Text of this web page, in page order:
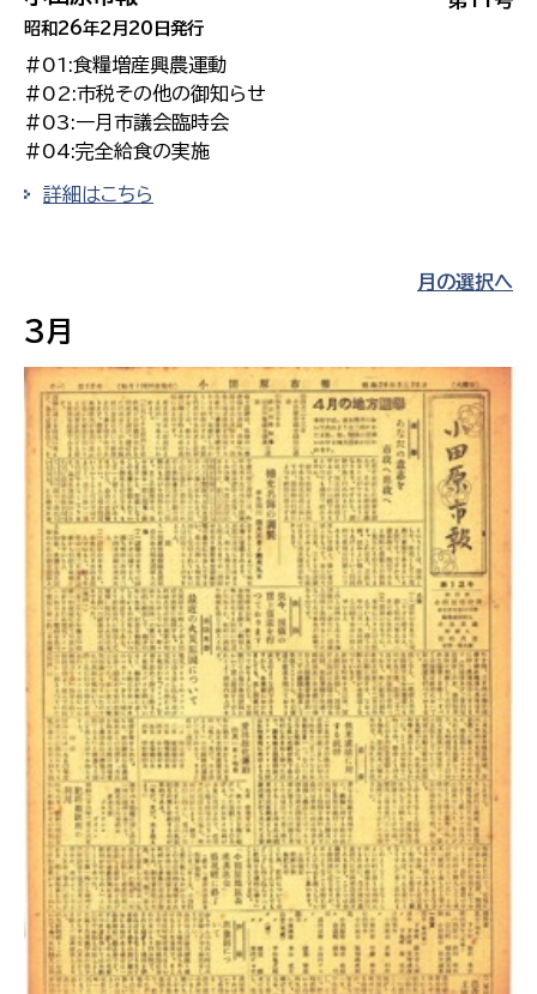
昭和26年2月20日発行
#01:食糧増産興農運動
#02:市税その他の御知らせ
#03:一月市議会臨時会
#04:完全給食の実施
詳細はこちら
月の選択へ
3月